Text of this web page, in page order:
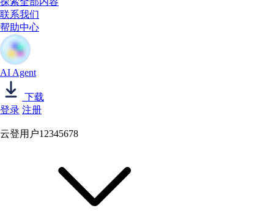
联系我们
帮助中心
AI Agent
下载
登录 注册
云登用户12345678